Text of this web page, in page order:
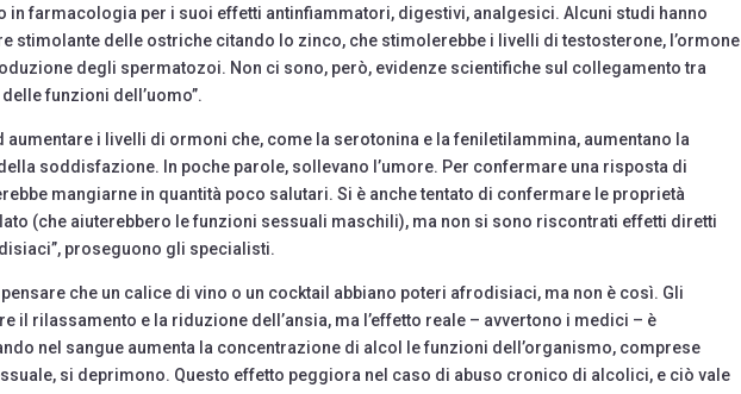
in farmacologia per i suoi effetti antinfiammatori, digestivi, analgesici. Alcuni studi hanno
stimolante delle ostriche citando lo zinco, che stimolerebbe i livelli di testosterone, l’ormone
degli spermatozoi. Non ci sono, però, evidenze scientifiche sul collegamento tra
funzioni dell’uomo”.
aumentare i livelli di ormoni che, come la serotonina e la feniletilammina, aumentano la
soddisfazione. In poche parole, sollevano l’umore. Per confermare una risposta di
mangiarne in quantità poco salutari. Si è anche tentato di confermare le proprietà
(che aiuterebbero le funzioni sessuali maschili), ma non si sono riscontrati effetti diretti
proseguono gli specialisti.
pensare che un calice di vino o un cocktail abbiano poteri afrodisiaci, ma non è così. Gli
il rilassamento e la riduzione dell’ansia, ma l’effetto reale – avvertono i medici – è
nel sangue aumenta la concentrazione di alcol le funzioni dell’organismo, comprese
si deprimono. Questo effetto peggiora nel caso di abuso cronico di alcolici, e ciò vale